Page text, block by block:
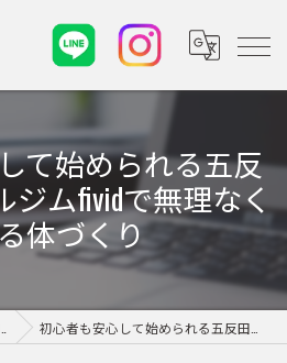
て始められる五反
ジムfividで無理なく
体づくり
初心者も安心して始められる五反田のパーソナルジムfividで無理なく始める体づくり